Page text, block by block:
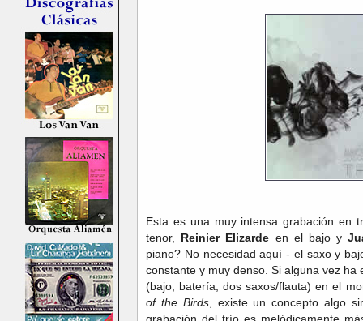
Esta es una muy intensa grabación en
tenor, Reinier Elizarde en el bajo y
piano? No necesidad aquí - el saxo y
constante y muy denso. Si alguna vez ha
(bajo, batería, dos saxos/flauta) en el
of the Birds, existe un concepto algo